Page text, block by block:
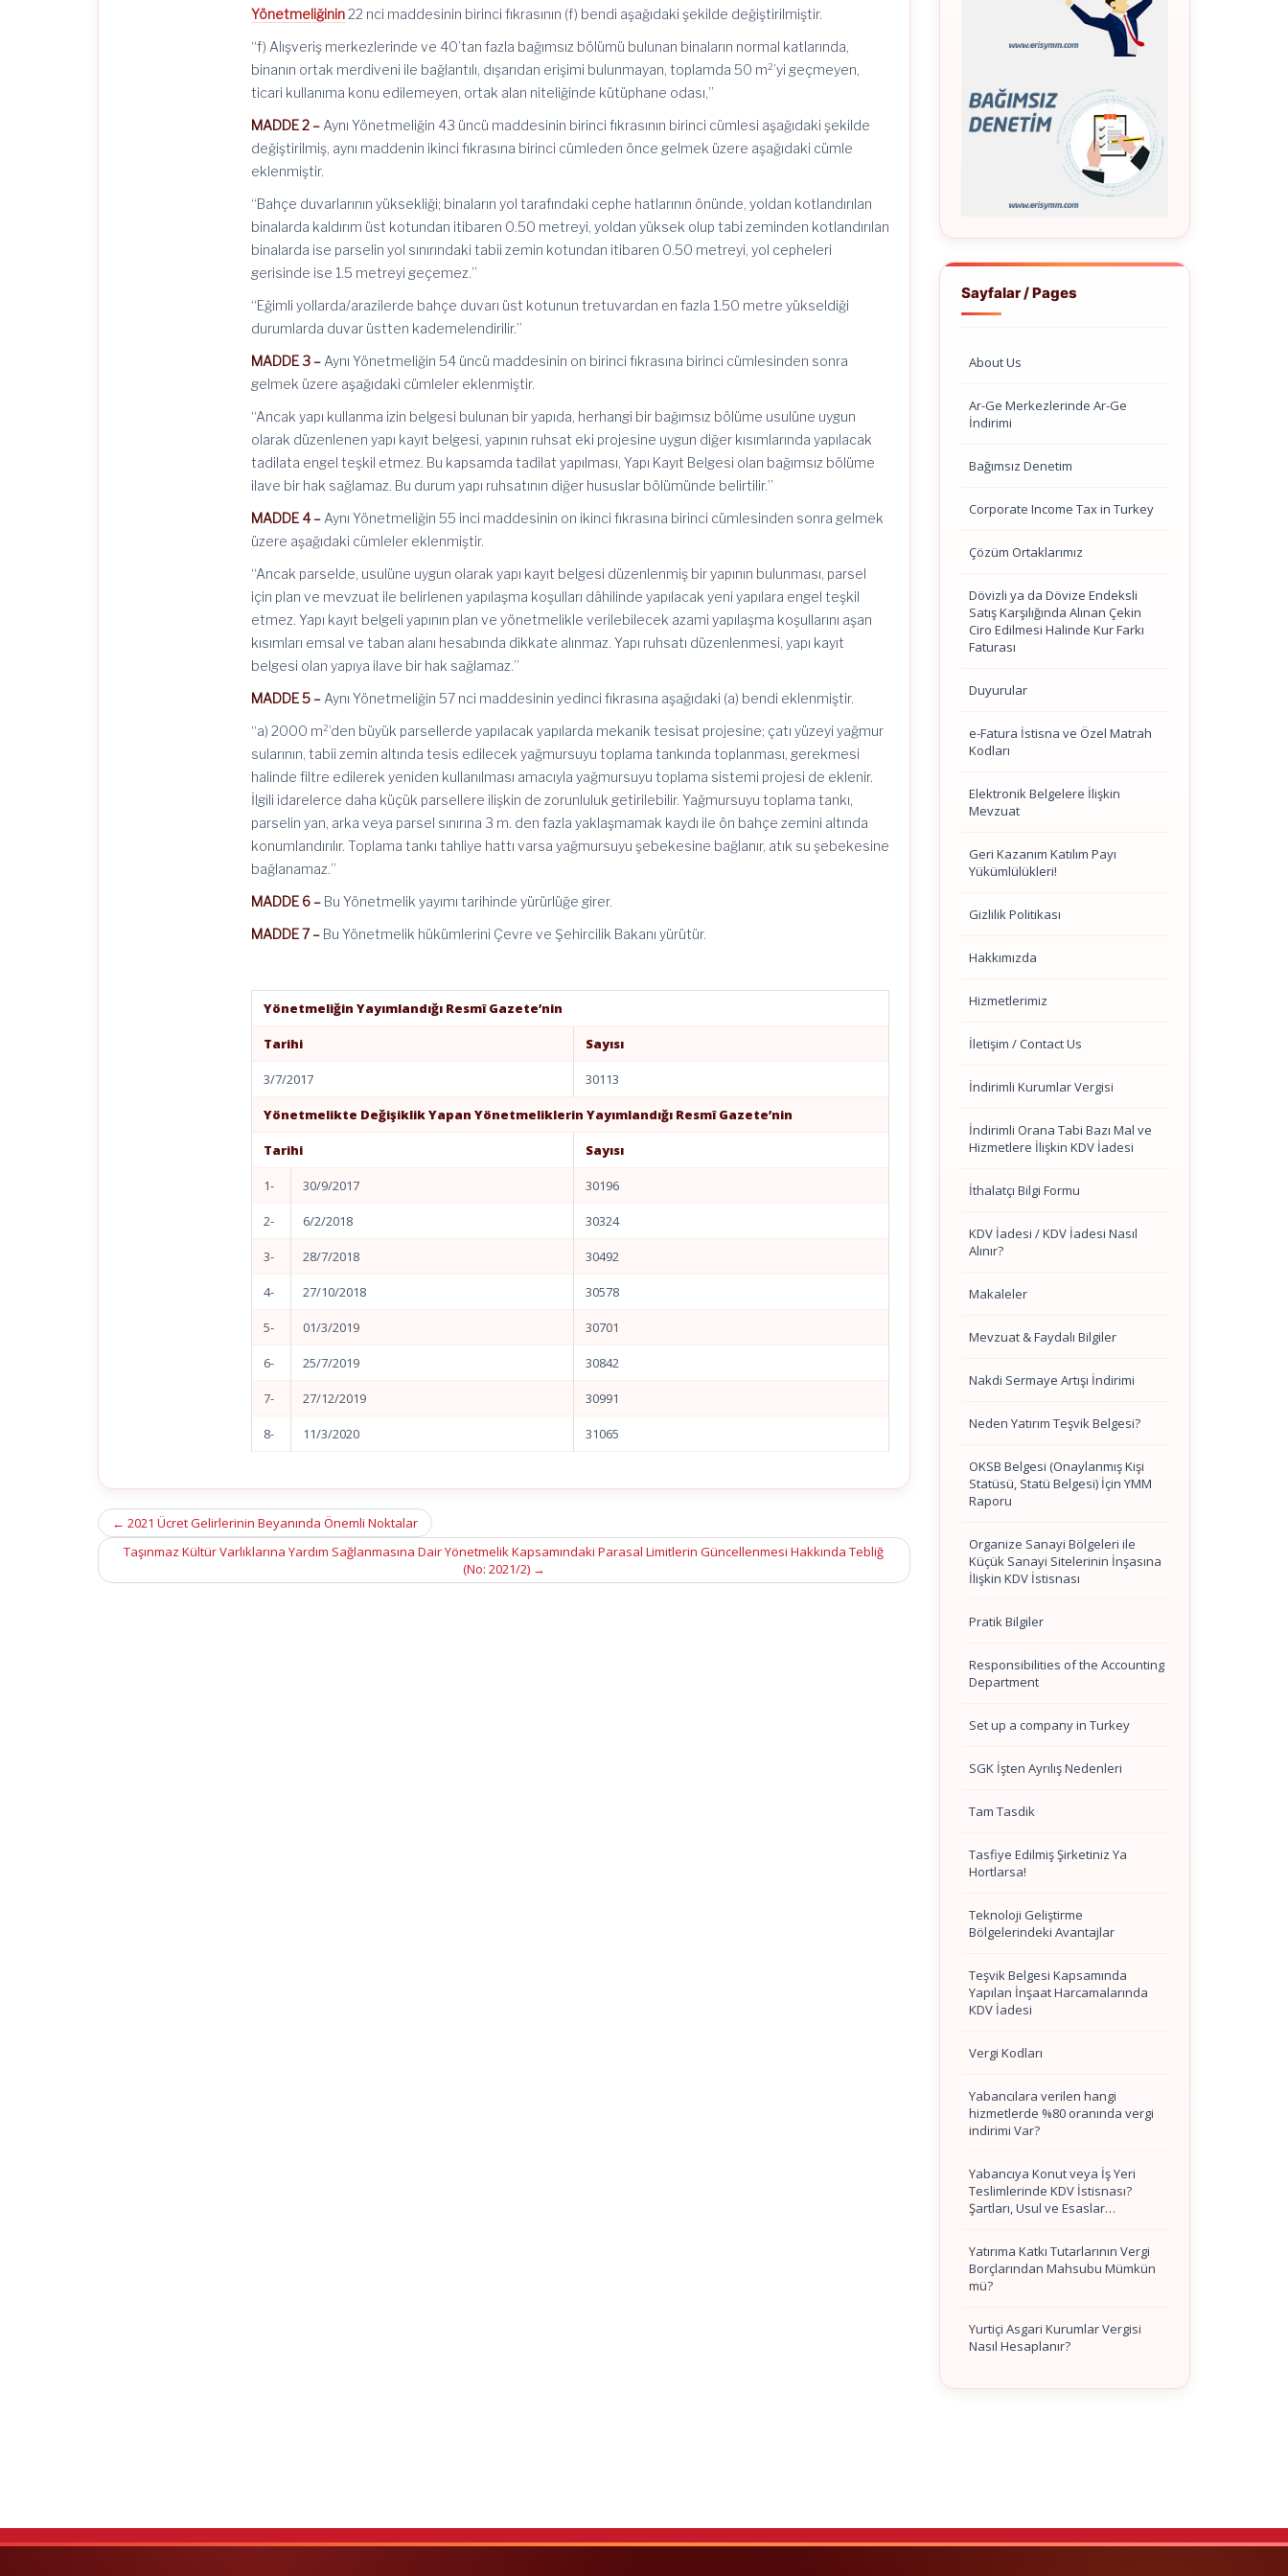
Yönetmeliğinin22 nci maddesinin birinci fıkrasının (f) bendi aşağıdaki şekilde değiştirilmiştir.
“f) Alışveriş merkezlerinde ve 40’tan fazla bağımsız bölümü bulunan binaların normal katlarında,
binanın ortak merdiveni ile bağlantılı, dışarıdan erişimi bulunmayan, toplamda 50 m²’yi geçmeyen,
ticari kullanıma konu edilemeyen, ortak alan niteliğinde kütüphane odası,”
MADDE 2 – Aynı Yönetmeliğin 43 üncü maddesinin birinci fıkrasının birinci cümlesi aşağıdaki şekilde
değiştirilmiş, aynı maddenin ikinci fıkrasına birinci cümleden önce gelmek üzere aşağıdaki cümle
eklenmiştir.
“Bahçe duvarlarının yüksekliği; binaların yol tarafındaki cephe hatlarının önünde, yoldan kotlandırılan
binalarda kaldırım üst kotundan itibaren 0.50 metreyi, yoldan yüksek olup tabi zeminden kotlandırılan
binalarda ise parselin yol sınırındaki tabii zemin kotundan itibaren 0.50 metreyi, yol cepheleri
gerisinde ise 1.5 metreyi geçemez.”
“Eğimli yollarda/arazilerde bahçe duvarı üst kotunun tretuvardan en fazla 1.50 metre yükseldiği
durumlarda duvar üstten kademelendirilir.”
MADDE 3 – Aynı Yönetmeliğin 54 üncü maddesinin on birinci fıkrasına birinci cümlesinden sonra
gelmek üzere aşağıdaki cümleler eklenmiştir.
“Ancak yapı kullanma izin belgesi bulunan bir yapıda, herhangi bir bağımsız bölüme usulüne uygun
olarak düzenlenen yapı kayıt belgesi, yapının ruhsat eki projesine uygun diğer kısımlarında yapılacak
tadilata engel teşkil etmez. Bu kapsamda tadilat yapılması, Yapı Kayıt Belgesi olan bağımsız bölüme
ilave bir hak sağlamaz. Bu durum yapı ruhsatının diğer hususlar bölümünde belirtilir.”
MADDE 4 – Aynı Yönetmeliğin 55 inci maddesinin on ikinci fıkrasına birinci cümlesinden sonra gelmek
üzere aşağıdaki cümleler eklenmiştir.
“Ancak parselde, usulüne uygun olarak yapı kayıt belgesi düzenlenmiş bir yapının bulunması, parsel
için plan ve mevzuat ile belirlenen yapılaşma koşulları dâhilinde yapılacak yeni yapılara engel teşkil
etmez. Yapı kayıt belgeli yapının plan ve yönetmelikle verilebilecek azami yapılaşma koşullarını aşan
kısımları emsal ve taban alanı hesabında dikkate alınmaz. Yapı ruhsatı düzenlenmesi, yapı kayıt
belgesi olan yapıya ilave bir hak sağlamaz.”
MADDE 5 – Aynı Yönetmeliğin 57 nci maddesinin yedinci fıkrasına aşağıdaki (a) bendi eklenmiştir.
“a) 2000 m²’den büyük parsellerde yapılacak yapılarda mekanik tesisat projesine; çatı yüzeyi yağmur
sularının, tabii zemin altında tesis edilecek yağmursuyu toplama tankında toplanması, gerekmesi
halinde filtre edilerek yeniden kullanılması amacıyla yağmursuyu toplama sistemi projesi de eklenir.
İlgili idarelerce daha küçük parsellere ilişkin de zorunluluk getirilebilir. Yağmursuyu toplama tankı,
parselin yan, arka veya parsel sınırına 3 m. den fazla yaklaşmamak kaydı ile ön bahçe zemini altında
konumlandırılır. Toplama tankı tahliye hattı varsa yağmursuyu şebekesine bağlanır, atık su şebekesine
bağlanamaz.”
MADDE 6 – Bu Yönetmelik yayımı tarihinde yürürlüğe girer.
MADDE 7 – Bu Yönetmelik hükümlerini Çevre ve Şehircilik Bakanı yürütür.
Yönetmeliğin Yayımlandığı Resmî Gazete’nin
Tarihi Sayısı
3/7/2017 30113
Yönetmelikte Değişiklik Yapan Yönetmeliklerin Yayımlandığı Resmî Gazete’nin
Tarihi Sayısı
1- 30/9/2017 30196
2- 6/2/2018 30324
3- 28/7/2018 30492
4- 27/10/2018 30578
5- 01/3/2019 30701
6- 25/7/2019 30842
7- 27/12/2019 30991
8- 11/3/2020 31065
Post
navigation
← 2021 Ücret Gelirlerinin Beyanında Önemli Noktalar
Taşınmaz Kültür Varlıklarına Yardım Sağlanmasına Dair Yönetmelik Kapsamındaki Parasal Limitlerin Güncellenmesi Hakkında Tebliğ
(No: 2021/2) →
Sayfalar / Pages
About Us
Ar-Ge Merkezlerinde Ar-Ge
İndirimi
Bağımsız Denetim
Corporate Income Tax in Turkey
Çözüm Ortaklarımız
Dövizli ya da Dövize Endeksli
Satış Karşılığında Alınan Çekin
Ciro Edilmesi Halinde Kur Farkı
Faturası
Duyurular
e-Fatura İstisna ve Özel Matrah
Kodları
Elektronik Belgelere İlişkin
Mevzuat
Geri Kazanım Katılım Payı
Yükümlülükleri!
Gizlilik Politikası
Hakkımızda
Hizmetlerimiz
İletişim / Contact Us
İndirimli Kurumlar Vergisi
İndirimli Orana Tabi Bazı Mal ve
Hizmetlere İlişkin KDV İadesi
İthalatçı Bilgi Formu
KDV İadesi / KDV İadesi Nasıl
Alınır?
Makaleler
Mevzuat & Faydalı Bilgiler
Nakdi Sermaye Artışı İndirimi
Neden Yatırım Teşvik Belgesi?
OKSB Belgesi (Onaylanmış Kişi
Statüsü, Statü Belgesi) İçin YMM
Raporu
Organize Sanayi Bölgeleri ile
Küçük Sanayi Sitelerinin İnşasına
İlişkin KDV İstisnası
Pratik Bilgiler
Responsibilities of the Accounting
Department
Set up a company in Turkey
SGK İşten Ayrılış Nedenleri
Tam Tasdik
Tasfiye Edilmiş Şirketiniz Ya
Hortlarsa!
Teknoloji Geliştirme
Bölgelerindeki Avantajlar
Teşvik Belgesi Kapsamında
Yapılan İnşaat Harcamalarında
KDV İadesi
Vergi Kodları
Yabancılara verilen hangi
hizmetlerde %80 oranında vergi
indirimi Var?
Yabancıya Konut veya İş Yeri
Teslimlerinde KDV İstisnası?
Şartları, Usul ve Esaslar…
Yatırıma Katkı Tutarlarının Vergi
Borçlarından Mahsubu Mümkün
mü?
Yurtiçi Asgari Kurumlar Vergisi
Nasıl Hesaplanır?